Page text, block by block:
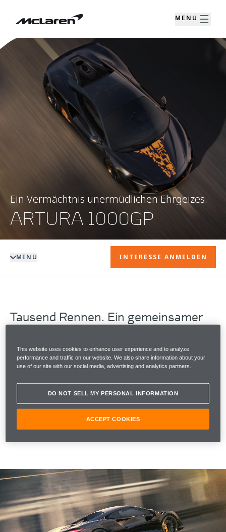
MENU
Ein Vermächtnis unermüdlichen Ehrgeizes.
ARTURA 1000GP
MENU INTERESSE ANMELDEN
Tausend Rennen. Ein gemeinsamer
Der Große Preis von Monaco 2026 markiert einen
entscheidenden Moment in der McLaren-Geschichte,
denn McLaren Racing wird zu einem von nur zwei
Formel‑1‑Teams, die 1000 Grands Prix bestritten
Anlässlich dieses Meilensteins präsentiert McLaren
Automotive den McLaren Artura 1000GP by MSO.
This website uses cookies to enhance user experience and to analyze
performance and traffic on our website. We also share information about your
use of our site with our social media, advertising and analytics partners.
DO NOT SELL MY PERSONAL INFORMATION
ACCEPT COOKIES